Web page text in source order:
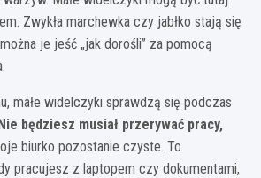
Zwykła marchewka czy jabłko stają się
je jeść „jak dorośli” za pomocą
małe widelczyki sprawdzą się podczas
będziesz musiał przerywać pracy,
biurko pozostanie czyste. To
pracujesz z laptopem czy dokumentami,